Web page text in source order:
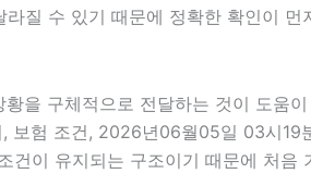
질 수 있기 때문에 정확한 확인이 먼
을 구체적으로 전달하는 것이 도움
보험 조건, 2026년06월05일 03시19
이 유지되는 구조이기 때문에 처음